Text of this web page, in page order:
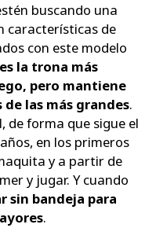
buscando una
características de
con este modelo
es la trona más
pero mantiene
las más grandes.
de forma que sigue el
en los primeros
y a partir de
y jugar. Y cuando
sin bandeja para
.